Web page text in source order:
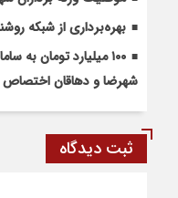
بهره‌برداری از شبکه
۱۰۰ میلیارد تومان
شهرضا و دهاقان اختصاص
ثبت دیدگاه